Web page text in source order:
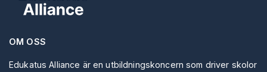
OM OSS
Edukatus Alliance är en utbildningskoncern som driver skolor